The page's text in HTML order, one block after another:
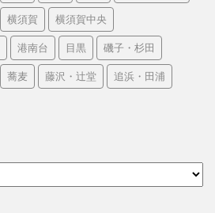
横須賀 横須賀中央
港南台 目黒 磯子・杉田
蕎麦 藤沢・辻堂 追浜・田浦